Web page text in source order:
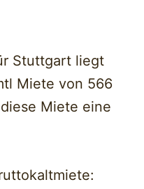
Stuttgart liegt
Miete von 566
Miete eine